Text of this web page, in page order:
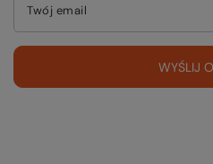
Twój email
WYŚLIJ